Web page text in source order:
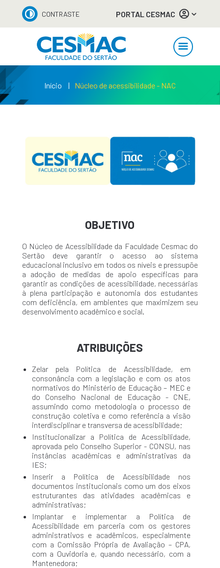
CONTRASTE PORTAL CESMAC
Início Núcleo de acessibilidade - NAC
OBJETIVO
O Núcleo de Acessibilidade da Faculdade Cesmac do
Sertão deve garantir o acesso ao sistema
educacional inclusivo em todos os níveis e pressupõe
a adoção de medidas de apoio específicas para
garantir as condições de acessibilidade, necessárias
à plena participação e autonomia dos estudantes
com deficiência, em ambientes que maximizem seu
desenvolvimento acadêmico e social.
ATRIBUIÇÕES
Zelar pela Política de Acessibilidade, em
consonância com a legislação e com os atos
normativos do Ministério de Educação – MEC e
do Conselho Nacional de Educação - CNE,
assumindo como metodologia o processo de
construção coletiva e como referência a visão
interdisciplinar e transversa de acessibilidade;
Institucionalizar a Política de Acessibilidade,
aprovada pelo Conselho Superior - CONSU, nas
instâncias acadêmicas e administrativas da
IES;
Inserir a Política de Acessibilidade nos
documentos institucionais como um dos eixos
estruturantes das atividades acadêmicas e
administrativas;
Implantar e implementar a Política de
Acessibilidade em parceria com os gestores
administrativos e acadêmicos, especialmente
com a Comissão Própria de Avaliação – CPA,
com a Ouvidoria e, quando necessário, com a
Mantenedora;